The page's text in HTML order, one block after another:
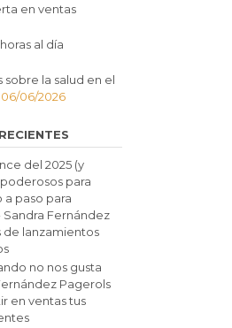
en ventas
al día
sobre la salud en el
06/06/2026
del 2025 (y
para
a paso para
Fernández
de lanzamientos
no nos gusta
Pagerols
en ventas tus